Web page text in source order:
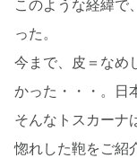
このような経緯で
った。
今まで、皮＝なめ
かった・・・。日
そんなトスカーナ
惚れした鞄をご紹